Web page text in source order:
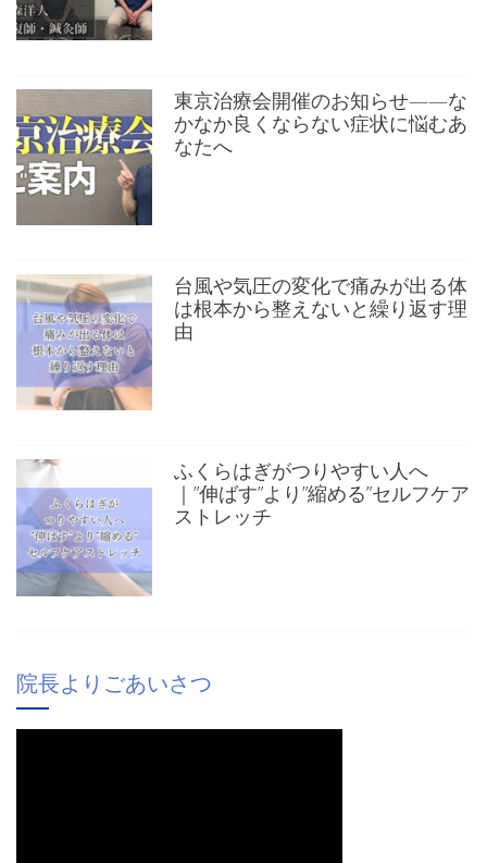
東京治療会開催のお知らせ——な
かなか良くならない症状に悩むあ
なたへ
台風や気圧の変化で痛みが出る体
は根本から整えないと繰り返す理
由
ふくらはぎがつりやすい人へ
｜”伸ばす”より”縮める”セルフケア
ストレッチ
院長よりごあいさつ